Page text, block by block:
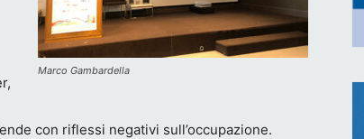
Marco Gambardella
con riflessi negativi sull’occupazione.